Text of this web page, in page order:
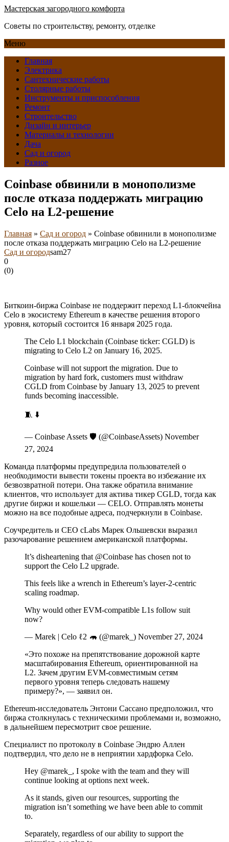
Мастерская загородного комфорта
Советы по строительству, ремонту, отделке
Меню
Главная
Электрика
Сантехнические работы
Столярные работы
Инструменты и приспособления
Ремонт
Строительство
Дизайн и интерьер
Материалы и технологии
Дача
Сад и огород
Разное
Coinbase обвинили в монополизме
после отказа поддержать миграцию
Celo на L2-решение
Главная » Сад и огород » Coinbase обвинили в монополизме
после отказа поддержать миграцию Celo на L2-решение
Сад и огородsam27
0
(0)
Биткоин-биржа Coinbase не поддержит переход L1-блокчейна
Celo в экосистему Ethereum в качестве решения второго
уровня, который состоится 16 января 2025 года.
The Celo L1 blockchain (Coinbase ticker: CGLD) is
migrating to Celo L2 on January 16, 2025.
Coinbase will not support the migration. Due to
migration by hard fork, customers must withdraw
CGLD from Coinbase by January 13, 2025 to prevent
funds becoming inaccessible.
🧵 ⬇️
— Coinbase Assets 🛡️ (@CoinbaseAssets) November
27, 2024
Команда платформы предупредила пользователей о
необходимости вывести токены проекта во избежание их
безвозвратной потери. Она также обратила внимание
клиентов, что использует для актива тикер CGLD, тогда как
другие биржи и кошельки — CELO. Отправлять монеты
можно на все подобные адреса, подчеркнули в Coinbase.
Соучредитель и СЕО cLabs Марек Ольшевски выразил
разочарование решением американской платформы.
It’s disheartening that @Coinbase has chosen not to
support the Celo L2 upgrade.
This feels like a wrench in Ethereum’s layer-2-centric
scaling roadmap.
Why would other EVM-compatible L1s follow suit
now?
— Marek | Celo ℓ2 🦛 (@marek_) November 27, 2024
«Это похоже на препятствование дорожной карте
масштабирования Ethereum, ориентированной на
L2. Зачем другим EVM-совместимым сетям
первого уровня теперь следовать нашему
примеру?», — заявил он.
Ethereum-исследователь Энтони Сассано предположил, что
биржа столкнулась с техническими проблемами и, возможно,
в дальнейшем пересмотрит свое решение.
Специалист по протоколу в Coinbase Эндрю Аллен
подтвердил, что дело не в неприятии хардфорка Celo.
Hey @marek_, I spoke with the team and they will
continue looking at options next week.
As it stands, given our resources, supporting the
migration isn’t something we have been able to commit
to.
Separately, regardless of our ability to support the